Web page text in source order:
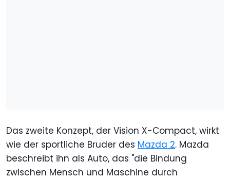
Das zweite Konzept, der Vision X-Compact, wirkt
wie der sportliche Bruder des Mazda 2. Mazda
beschreibt ihn als Auto, das "die Bindung
zwischen Mensch und Maschine durch